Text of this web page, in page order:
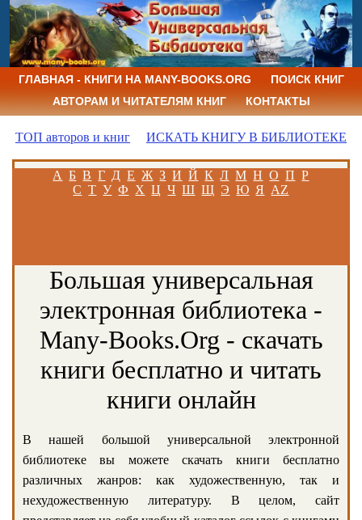
ГЛАВНАЯ - КНИГИ НА MANY-BOOKS.ORG
ПОИСК КНИГ
АВТОРАМ И ЧИТАТЕЛЯМ КНИГ
КОНТАКТЫ
ТОП авторов и книг ИСКАТЬ КНИГУ В БИБЛИОТЕКЕ
А Б В Г Д Е Ж З И Й К Л М Н О П Р
С Т У Ф Х Ц Ч Ш Щ Э Ю Я AZ
Большая универсальная
электронная библиотека -
Many-Books.Org - скачать
книги бесплатно и читать
книги онлайн
В нашей большой универсальной электронной
библиотеке вы можете скачать книги бесплатно
различных жанров: как художественную, так и
нехудожественную литературу. В целом, сайт